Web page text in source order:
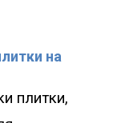
на
плитки,